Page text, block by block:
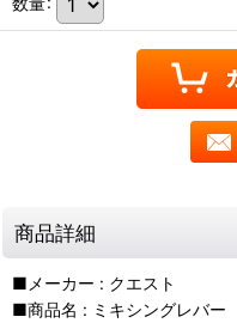
商品詳細
■メーカー : クエスト
■商品名 : ミキシングレバー